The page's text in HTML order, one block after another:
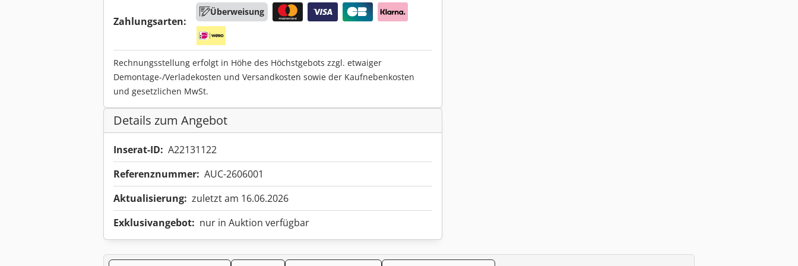
Zahlungsarten:
Überweisung
Rechnungsstellung erfolgt in Höhe des Höchstgebots zzgl. etwaiger
Demontage-/Verladekosten und Versandkosten sowie der Kaufnebenkosten
und gesetzlichen MwSt.
Details zum Angebot
Inserat-ID: A22131122
Referenznummer: AUC-2606001
Aktualisierung: zuletzt am 16.06.2026
Exklusivangebot: nur in Auktion verfügbar